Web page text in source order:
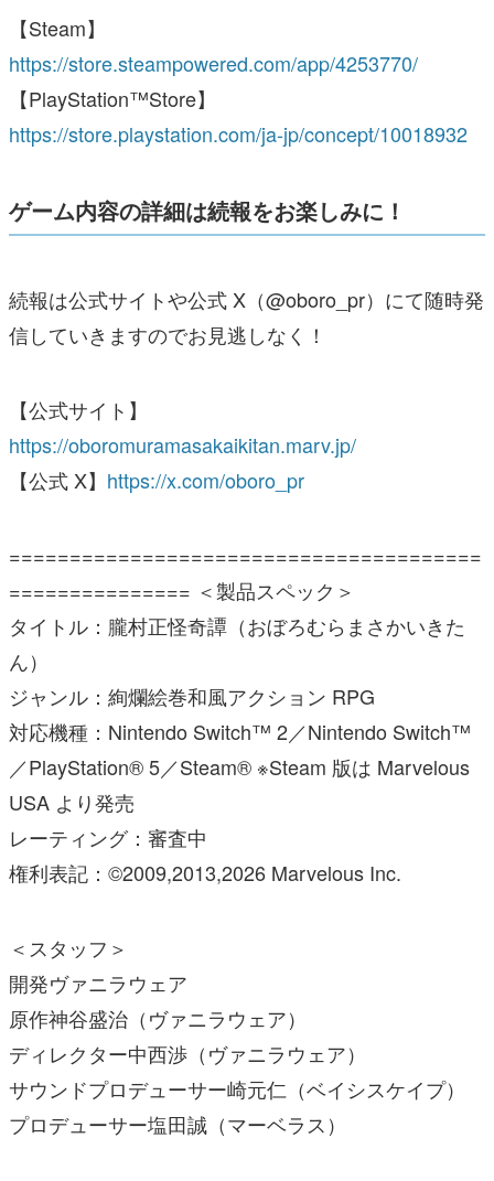
【Steam】
https://store.steampowered.com/app/4253770/
【PlayStation™Store】
https://store.playstation.com/ja-jp/concept/10018932
ゲーム内容の詳細は続報をお楽しみに！
続報は公式サイトや公式 X（@oboro_pr）にて随時発
信していきますのでお見逃しなく！
【公式サイト】
https://oboromuramasakaikitan.marv.jp/
【公式 X】 https://x.com/oboro_pr
=======================================
=============== ＜製品スペック＞
タイトル：朧村正怪奇譚（おぼろむらまさかいきた
ん）
ジャンル：絢爛絵巻和風アクション RPG
対応機種：Nintendo Switch™ 2／Nintendo Switch™
／PlayStation® 5／Steam® ※Steam 版は Marvelous
USA より発売
レーティング：審査中
権利表記：©2009,2013,2026 Marvelous Inc.
＜スタッフ＞
開発ヴァニラウェア
原作神谷盛治（ヴァニラウェア）
ディレクター中西渉（ヴァニラウェア）
サウンドプロデューサー崎元仁（ベイシスケイプ）
プロデューサー塩田誠（マーベラス）